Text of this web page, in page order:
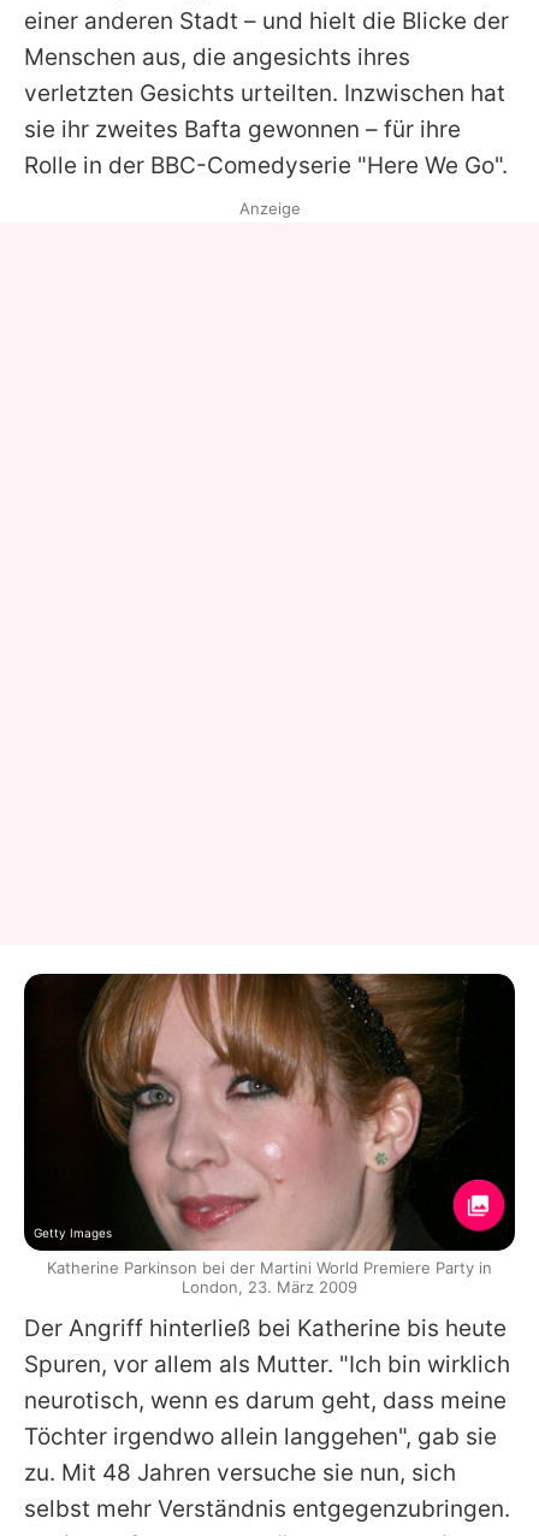
einer anderen Stadt – und hielt die Blicke der
Menschen aus, die angesichts ihres
verletzten Gesichts urteilten. Inzwischen hat
sie ihr zweites Bafta gewonnen – für ihre
Rolle in der BBC-Comedyserie "Here We Go".
Der Angriff hinterließ bei Katherine bis heute
Spuren, vor allem als Mutter. "Ich bin wirklich
neurotisch, wenn es darum geht, dass meine
Töchter irgendwo allein langgehen", gab sie
zu. Mit 48 Jahren versuche sie nun, sich
selbst mehr Verständnis entgegenzubringen.
Anzeige
Getty Images
Katherine Parkinson bei der Martini World Premiere Party in
London, 23. März 2009